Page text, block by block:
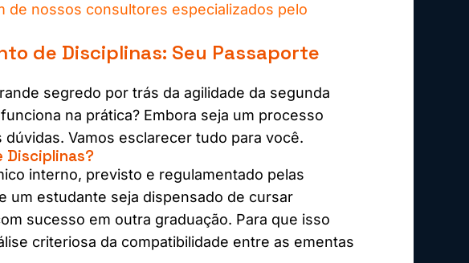
de nossos consultores especializados pelo
de Disciplinas: Seu Passaporte
segredo por trás da agilidade da segunda
na prática? Embora seja um processo
Vamos esclarecer tudo para você.
Disciplinas?
interno, previsto e regulamentado pelas
um estudante seja dispensado de cursar
sucesso em outra graduação. Para que isso
criteriosa da compatibilidade entre as ementas